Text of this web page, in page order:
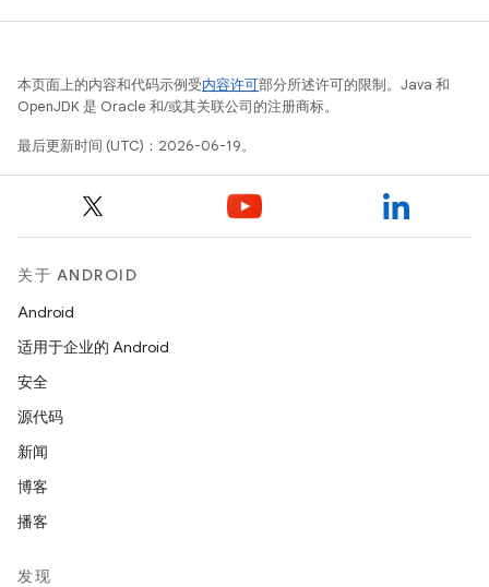
本页面上的内容和代码示例受内容许可部分所述许可的限制。Java 和
OpenJDK 是 Oracle 和/或其关联公司的注册商标。
最后更新时间 (UTC)：2026-06-19。
关于 ANDROID
Android
适用于企业的 Android
安全
源代码
新闻
博客
播客
发现